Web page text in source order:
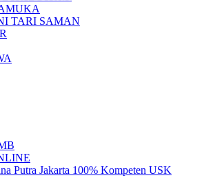
TARI SAMAN
Putra Jakarta 100% Kompeten USK